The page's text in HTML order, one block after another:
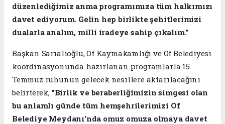
düzenlediğimiz anma programımıza tüm halkımızı
davet ediyorum. Gelin hep birlikte şehitlerimizi
dualarla analım, milli iradeye sahip çıkalım."
Başkan Sarıalioğlu, Of Kaymakamlığı ve Of Belediyesi
koordinasyonunda hazırlanan programlarla 15
Temmuz ruhunun gelecek nesillere aktarılacağını
belirterek, "Birlik ve beraberliğimizin simgesi olan
bu anlamlı günde tüm hemşehrilerimizi Of
Belediye Meydanı'nda omuz omuza olmaya davet